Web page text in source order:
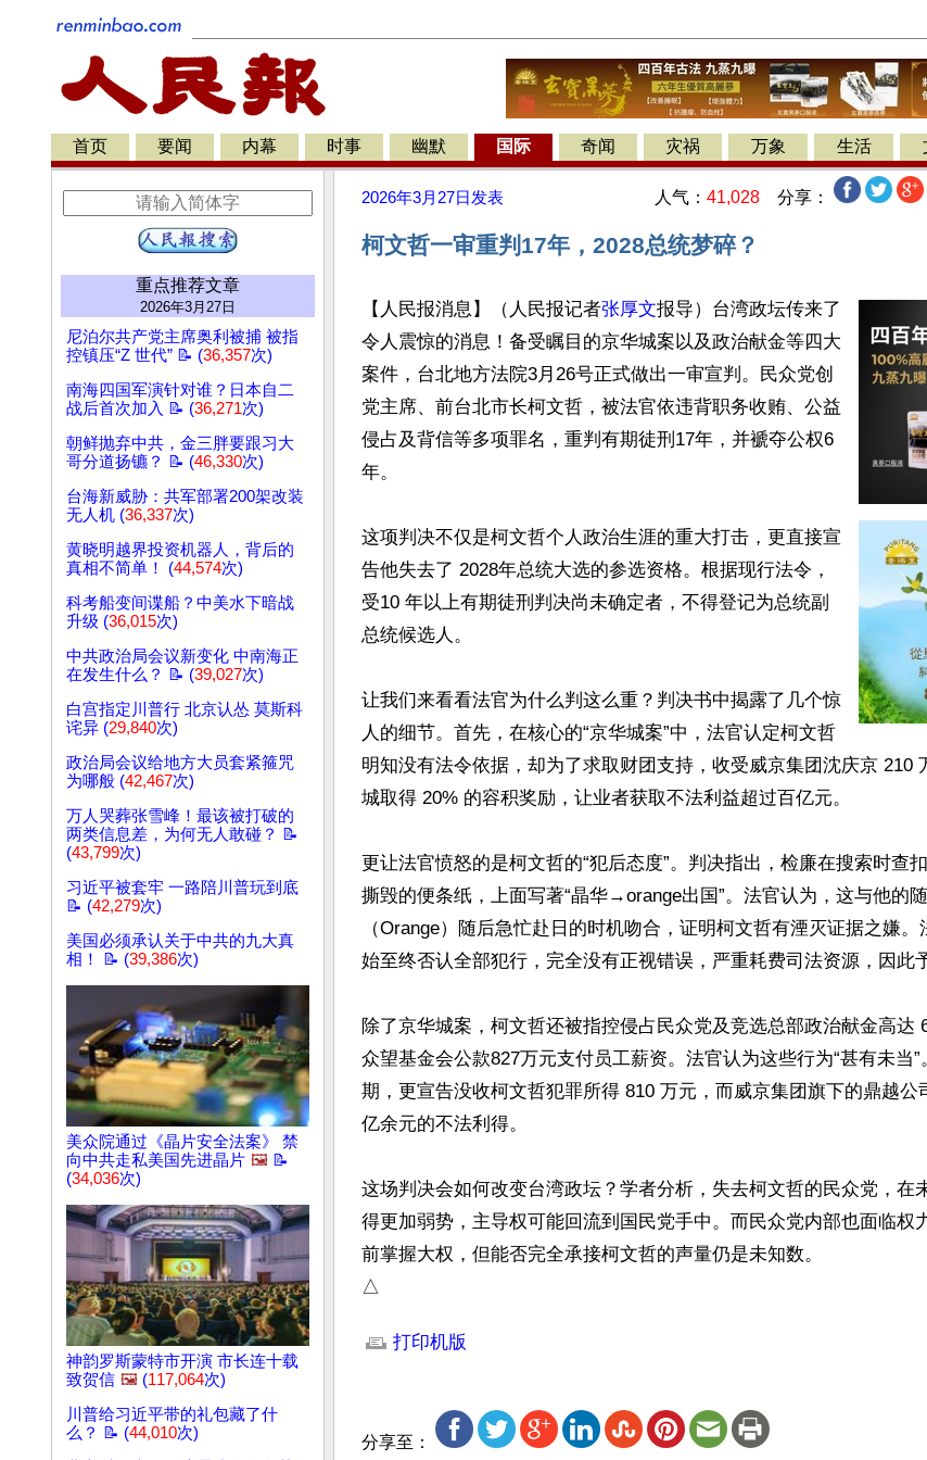
首页 要闻 内幕 时事 幽默 国际 奇闻 灾祸 万象 生活
重点推荐文章
2026年3月27日
尼泊尔共产党主席奥利被捕 被指
控镇压“Z 世代” 📝 (36,357次)
南海四国军演针对谁？日本自二
战后首次加入 📝 (36,271次)
朝鲜抛弃中共，金三胖要跟习大
哥分道扬镳？ 📝 (46,330次)
台海新威胁：共军部署200架改装
无人机 (36,337次)
黄晓明越界投资机器人，背后的
真相不简单！ (44,574次)
科考船变间谍船？中美水下暗战
升级 (36,015次)
中共政治局会议新变化 中南海正
在发生什么？ 📝 (39,027次)
白宫指定川普行 北京认怂 莫斯科
诧异 (29,840次)
政治局会议给地方大员套紧箍咒
为哪般 (42,467次)
万人哭葬张雪峰！最该被打破的
两类信息差，为何无人敢碰？ 📝
(43,799次)
习近平被套牢 一路陪川普玩到底
📝 (42,279次)
美国必须承认关于中共的九大真
相！ 📝 (39,386次)
美众院通过《晶片安全法案》 禁
向中共走私美国先进晶片 🖼️ 📝
(34,036次)
神韵罗斯蒙特市开演 市长连十载
致贺信 🖼️ (117,064次)
川普给习近平带的礼包藏了什
么？ 📝 (44,010次)
2026年3月27日 发表 人气： 41,028 分享：
柯文哲一审重判17年，2028总统梦碎？
【人民报消息】（人民报记者张厚文报导）台湾政坛传来了
令人震惊的消息！备受瞩目的京华城案以及政治献金等四大
案件，台北地方法院3月26号正式做出一审宣判。民众党创
党主席、前台北市长柯文哲，被法官依违背职务收贿、公益
侵占及背信等多项罪名，重判有期徒刑17年，并褫夺公权6
年。
这项判决不仅是柯文哲个人政治生涯的重大打击，更直接宣
告他失去了 2028年总统大选的参选资格。根据现行法令，
受10 年以上有期徒刑判决尚未确定者，不得登记为总统副
总统候选人。
让我们来看看法官为什么判这么重？判决书中揭露了几个惊
人的细节。首先，在核心的“京华城案”中，法官认定柯文哲
明知没有法令依据，却为了求取财团支持，收受威京集团沈庆京 210
城取得 20% 的容积奖励，让业者获取不法利益超过百亿元。
更让法官愤怒的是柯文哲的“犯后态度”。判决指出，检廉在搜索时查
撕毁的便条纸，上面写著“晶华→orange出国”。法官认为，这与他的
（Orange）随后急忙赴日的时机吻合，证明柯文哲有湮灭证据之嫌
始至终否认全部犯行，完全没有正视错误，严重耗费司法资源，因此
除了京华城案，柯文哲还被指控侵占民众党及竞选总部政治献金高达
众望基金会公款827万元支付员工薪资。法官认为这些行为“甚有未当”
期，更宣告没收柯文哲犯罪所得 810 万元，而威京集团旗下的鼎越公
亿余元的不法利得。
这场判决会如何改变台湾政坛？学者分析，失去柯文哲的民众党，在
得更加弱势，主导权可能回流到国民党手中。而民众党内部也面临权
前掌握大权，但能否完全承接柯文哲的声量仍是未知数。
△
打印机版
分享至：